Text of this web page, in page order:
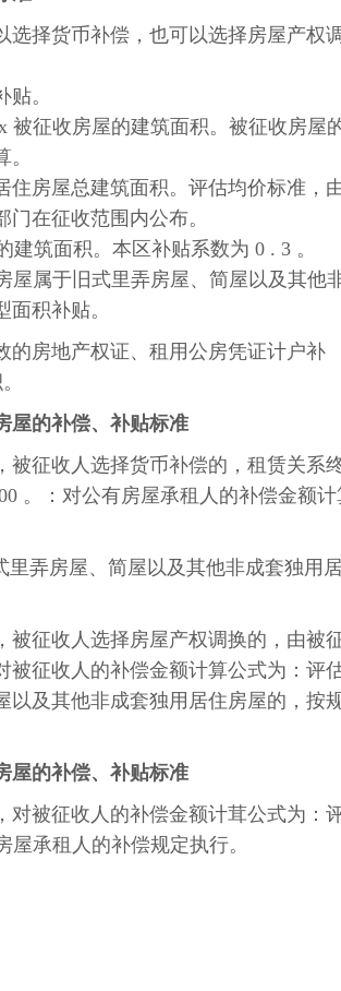
择货币补偿，也可以选择房屋产权调
。
被征收房屋的建筑面积。被征收房屋
住房屋总建筑面积。评估均价标准，
在征收范围内公布。
筑面积。本区补贴系数为 0 . 3 。
屋属于旧式里弄房屋、简屋以及其他
积补贴。
的房地产权证、租用公房凭证计户补
屋的补偿、补贴标准
征收人选择货币补偿的，租赁关系
。：对公有房屋承租人的补偿金额计
弄房屋、简屋以及其他非成套独用
征收人选择房屋产权调换的，由被
被征收人的补偿金额计算公式为：评
以及其他非成套独用居住房屋的，按
屋的补偿、补贴标准
对被征收人的补偿金额计茸公式为：
承租人的补偿规定执行。